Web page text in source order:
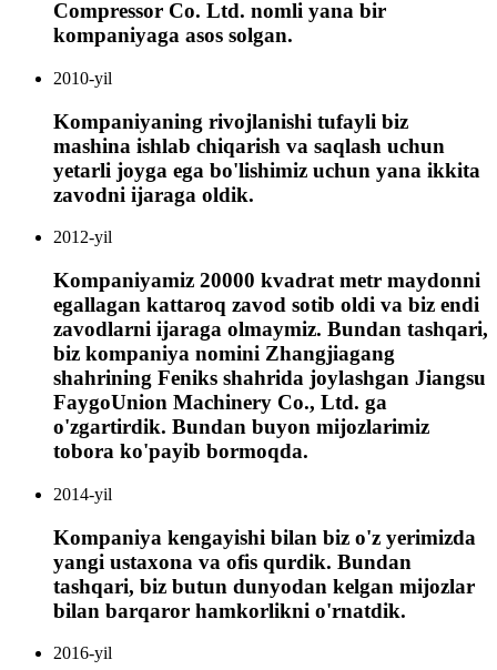
Compressor Co. Ltd. nomli yana bir
kompaniyaga asos solgan.
2010-yil
Kompaniyaning rivojlanishi tufayli biz
mashina ishlab chiqarish va saqlash uchun
yetarli joyga ega bo'lishimiz uchun yana ikkita
zavodni ijaraga oldik.
2012-yil
Kompaniyamiz 20000 kvadrat metr maydonni
egallagan kattaroq zavod sotib oldi va biz endi
zavodlarni ijaraga olmaymiz. Bundan tashqari,
biz kompaniya nomini Zhangjiagang
shahrining Feniks shahrida joylashgan Jiangsu
FaygoUnion Machinery Co., Ltd. ga
o'zgartirdik. Bundan buyon mijozlarimiz
tobora ko'payib bormoqda.
2014-yil
Kompaniya kengayishi bilan biz o'z yerimizda
yangi ustaxona va ofis qurdik. Bundan
tashqari, biz butun dunyodan kelgan mijozlar
bilan barqaror hamkorlikni o'rnatdik.
2016-yil